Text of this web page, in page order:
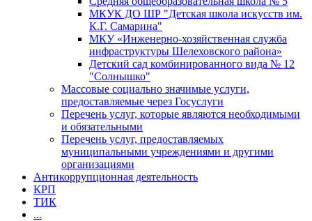
МКУК ДО ШР "Детская школа искусств им.
К.Г. Самарина"
МКУ «Инженерно-хозяйственная служба
инфраструктуры Шелеховского района»
Детский сад комбинированного вида № 12
"Солнышко"
Массовые социально значимые услуги,
предоставляемые через Госуслуги
Перечень услуг, которые являются необходимыми
и обязательными
Перечень услуг, предоставляемых
муниципальными учреждениями и другими
организациями
Антикоррупционная деятельность
КРП
ТИК
...